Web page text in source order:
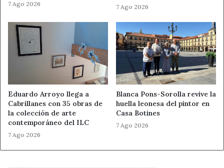
7 Ago 2026 7 Ago 2026
Eduardo Arroyo llega a
Cabrillanes con 35 obras de
la colección de arte
contemporáneo del ILC
7 Ago 2026
Blanca Pons-Sorolla revive la
huella leonesa del pintor en
Casa Botines
7 Ago 2026